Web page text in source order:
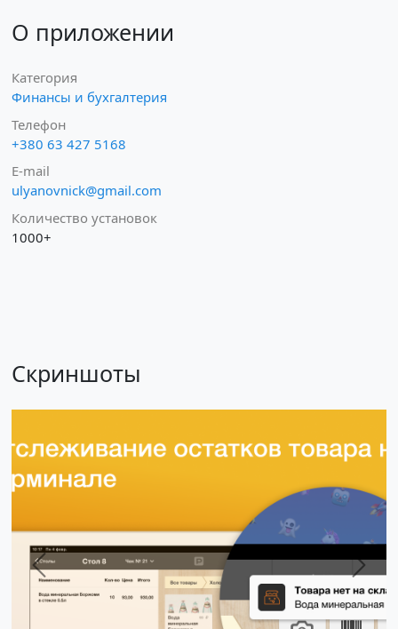
О приложении
Категория
Финансы и бухгалтерия
Телефон
+380 63 427 5168
E-mail
ulyanovnick@gmail.com
Количество установок
1000+
Скриншоты
Previous Next